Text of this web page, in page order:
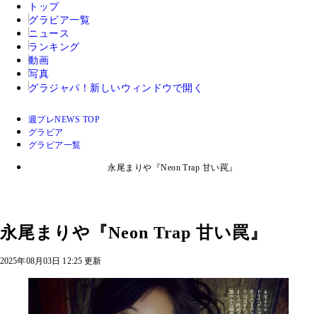
トップ
グラビア一覧
ニュース
ランキング
動画
写真
グラジャパ！ 新しいウィンドウで開く
週プレNEWS TOP
グラビア
グラビア一覧
永尾まりや『Neon Trap 甘い罠』
永尾まりや『Neon Trap 甘い罠』
2025年08月03日 12:25 更新